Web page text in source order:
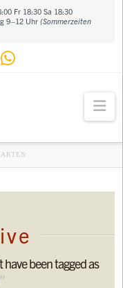
Fr 18:30 Sa 18:30
9–12 Uhr (Sommerzeiten
have been tagged as